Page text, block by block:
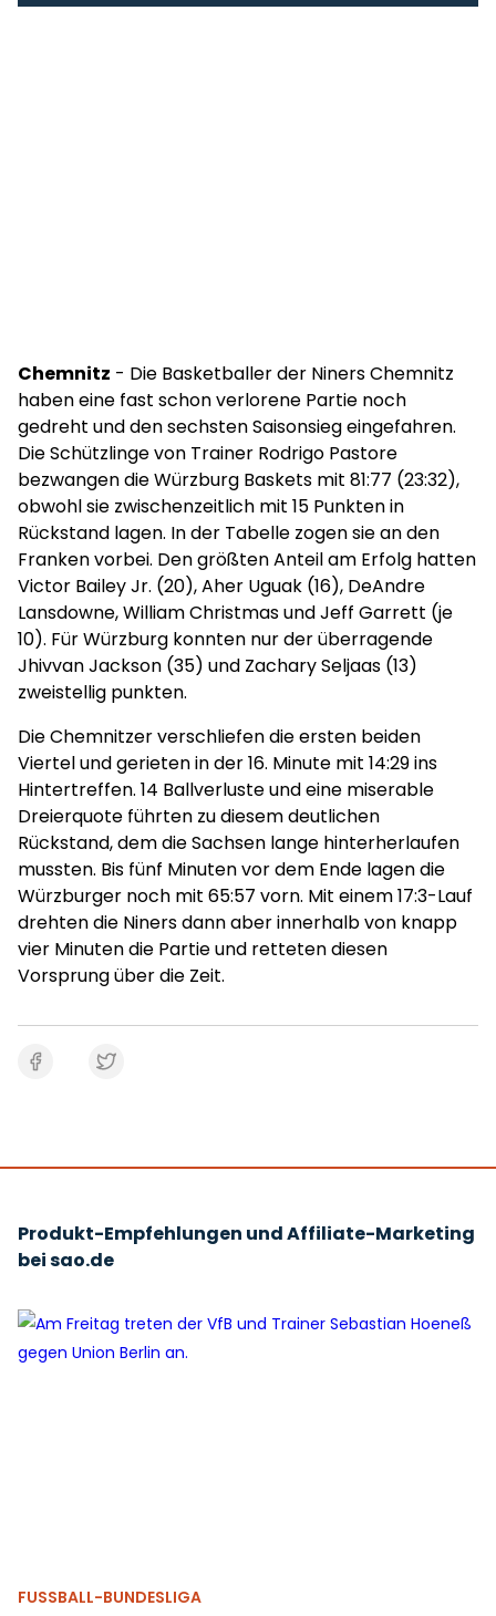
Chemnitz - Die Basketballer der Niners Chemnitz
haben eine fast schon verlorene Partie noch
gedreht und den sechsten Saisonsieg eingefahren.
Die Schützlinge von Trainer Rodrigo Pastore
bezwangen die Würzburg Baskets mit 81:77 (23:32),
obwohl sie zwischenzeitlich mit 15 Punkten in
Rückstand lagen. In der Tabelle zogen sie an den
Franken vorbei. Den größten Anteil am Erfolg hatten
Victor Bailey Jr. (20), Aher Uguak (16), DeAndre
Lansdowne, William Christmas und Jeff Garrett (je
10). Für Würzburg konnten nur der überragende
Jhivvan Jackson (35) und Zachary Seljaas (13)
zweistellig punkten.
Die Chemnitzer verschliefen die ersten beiden
Viertel und gerieten in der 16. Minute mit 14:29 ins
Hintertreffen. 14 Ballverluste und eine miserable
Dreierquote führten zu diesem deutlichen
Rückstand, dem die Sachsen lange hinterherlaufen
mussten. Bis fünf Minuten vor dem Ende lagen die
Würzburger noch mit 65:57 vorn. Mit einem 17:3-Lauf
drehten die Niners dann aber innerhalb von knapp
vier Minuten die Partie und retteten diesen
Vorsprung über die Zeit.
Produkt-Empfehlungen und Affiliate-Marketing
bei sao.de
FUSSBALL-BUNDESLIGA